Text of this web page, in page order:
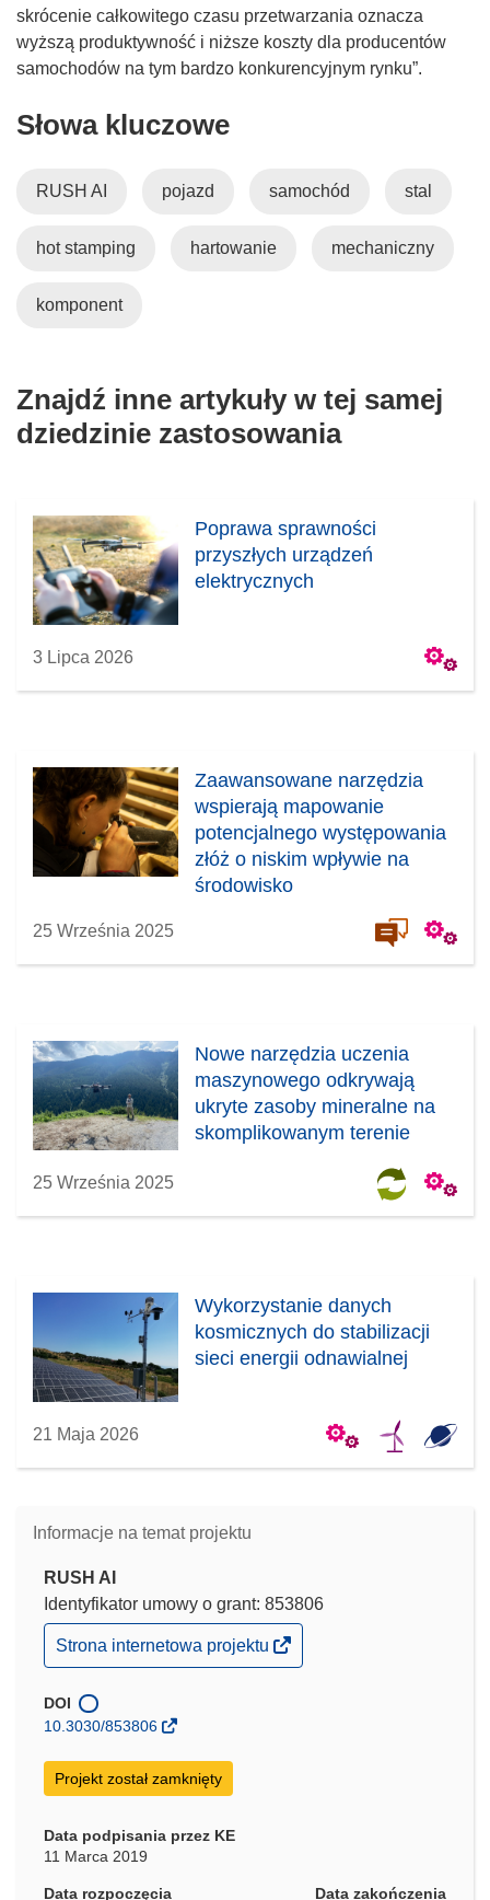
skrócenie całkowitego czasu przetwarzania oznacza
wyższą produktywność i niższe koszty dla producentów
samochodów na tym bardzo konkurencyjnym rynku”.
Słowa kluczowe
RUSH AI pojazd samochód stal
hot stamping hartowanie mechaniczny
komponent
Znajdź inne artykuły w tej samej
dziedzinie zastosowania
Poprawa sprawności
przyszłych urządzeń
elektrycznych
3 Lipca 2026
Zaawansowane narzędzia
wspierają mapowanie
potencjalnego występowania
złóż o niskim wpływie na
środowisko
25 Września 2025
Nowe narzędzia uczenia
maszynowego odkrywają
ukryte zasoby mineralne na
skomplikowanym terenie
25 Września 2025
Wykorzystanie danych
kosmicznych do stabilizacji
sieci energii odnawialnej
21 Maja 2026
Informacje na temat projektu
RUSH AI
Identyfikator umowy o grant: 853806
(odnośnik
otworzy
w
nowym
Strona internetowa projektu
DOI
10.3030/853806
Projekt został zamknięty
Data podpisania przez KE
11 Marca 2019
Data rozpoczęcia Data zakończenia